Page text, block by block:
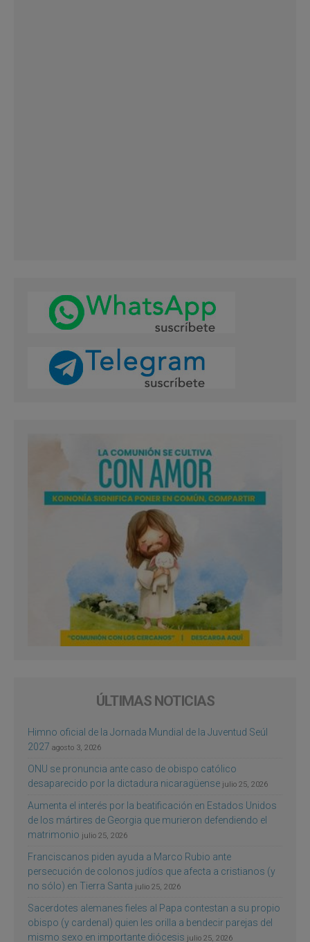
ÚLTIMAS NOTICIAS
Himno oficial de la Jornada Mundial de la Juventud Seúl
2027 agosto 3, 2026
ONU se pronuncia ante caso de obispo católico
desaparecido por la dictadura nicaragüense julio 25, 2026
Aumenta el interés por la beatificación en Estados Unidos
de los mártires de Georgia que murieron defendiendo el
matrimonio julio 25, 2026
Franciscanos piden ayuda a Marco Rubio ante
persecución de colonos judíos que afecta a cristianos (y
no sólo) en Tierra Santa julio 25, 2026
Sacerdotes alemanes fieles al Papa contestan a su propio
obispo (y cardenal) quien les orilla a bendecir parejas del
mismo sexo en importante diócesis julio 25, 2026